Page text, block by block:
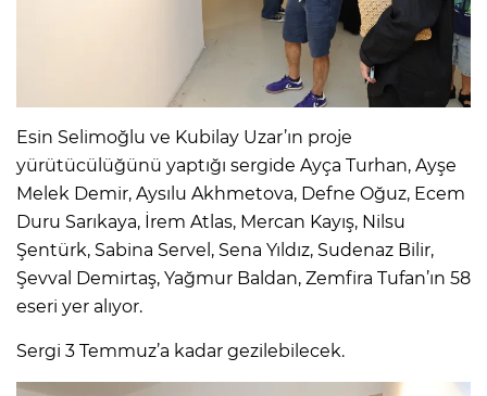
Esin Selimoğlu ve Kubilay Uzar’ın proje
yürütücülüğünü yaptığı sergide Ayça Turhan, Ayşe
Melek Demir, Aysılu Akhmetova, Defne Oğuz, Ecem
Duru Sarıkaya, İrem Atlas, Mercan Kayış, Nilsu
Şentürk, Sabina Servel, Sena Yıldız, Sudenaz Bilir,
Şevval Demirtaş, Yağmur Baldan, Zemfira Tufan’ın 58
eseri yer alıyor.
Sergi 3 Temmuz’a kadar gezilebilecek.